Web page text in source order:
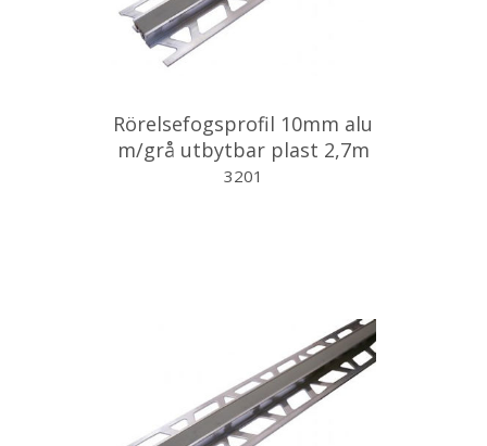
Rörelsefogsprofil 10mm alu
m/grå utbytbar plast 2,7m
3201